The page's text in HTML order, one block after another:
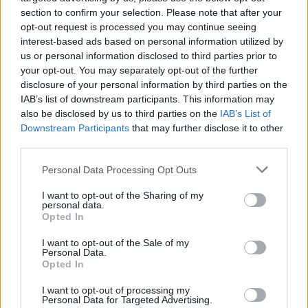
section to confirm your selection. Please note that after your
opt-out request is processed you may continue seeing
interest-based ads based on personal information utilized by
us or personal information disclosed to third parties prior to
your opt-out. You may separately opt-out of the further
disclosure of your personal information by third parties on the
IAB’s list of downstream participants. This information may
also be disclosed by us to third parties on the IAB’s List of
Downstream Participants that may further disclose it to other
Personal Data Processing Opt Outs
I want to opt-out of the Sharing of my
personal data.
Opted In
I want to opt-out of the Sale of my
Personal Data.
Opted In
I want to opt-out of processing my
Personal Data for Targeted Advertising.
připadá vážnější než situace ve Stromovce nebo ve Hvězdě,
zástupci SPDÚ odpověděli: "Přijde nám určitě vážnější,
protože toto je skalní step a ekosystém se tu vyvíjel 30 000
let. Obáváme se, že by nemusel přežít péči magistrátu pro
další desetileté období, protože už loni se zde pálily ohně,
správně zpracovaný projekt na pasení ovcí nikdo
nedodržoval a ani jeden bod projektu nebyl organizátory
dodržen tak, jak jim to projekt předepisoval." Situace je
podle SPDÚ vážnější i proto, že nejzávažnější poničení jsou
dílem odboru životního prostředí magistrátu, tedy těch, co
jsou placeni za to, aby území chránili. "Postavili nám cesty,
tom budou pokračovat," dodali lidé z SPDÚ. Oni sami by
věc nebyla posuzována jen z úřednického hlediska, ale i
odborného.
zkušenosti, už v minulosti se dohodli na společných akcí, v
současnosti se dohodli na sázení jedenácti lip v jednom
prořídlém stromořadí, ale že péče o přírodní park není
vůbec doceněna.